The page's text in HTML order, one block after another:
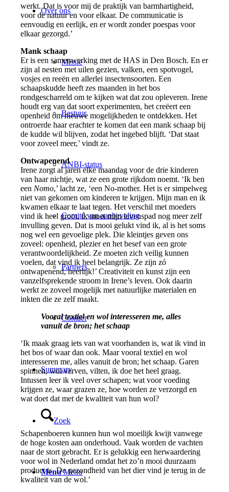
Over ons
Missie
Bestuur
ANBI-status
Comité van aanbeveling
Partners
Contact
Summary
Zoek
Menu Menu
werkt. Dat is voor mij de praktijk van barmhartigheid,
voor de natuur en voor elkaar. De communicatie is
eenvoudig en eerlijk, en er wordt zonder poespas voor
elkaar gezorgd.’
Mank schaap
Er is een samenwerking met de HAS in Den Bosch. En er
zijn al nesten met uilen gezien, valken, een spotvogel,
vosjes en reeën en allerlei insectensoorten. Een
schaapskudde heeft zes maanden in het bos
rondgescharreld om te kijken wat dat zou opleveren. Irene
houdt erg van dat soort experimenten, het creëert een
openheid om nieuwe mogelijkheden te ontdekken. Het
ontroerde haar erachter te komen dat een mank schaap bij
de kudde wil blijven, zodat het ingebed blijft. ‘Dat staat
voor zoveel meer,’ vindt ze.
Ontwapenend
Irene zorgt al jaren elke maandag voor de drie kinderen
van haar nichtje, wat ze een grote rijkdom noemt. ‘Ik ben
een Nomo,’ lacht ze, ‘een No-mother. Het is er simpelweg
niet van gekomen om kinderen te krijgen. Mijn man en ik
kwamen elkaar te laat tegen. Het verschil met moeders
vind ik heel groot, ik moet mijn levenspad nog meer zelf
invulling geven. Dat is mooi gelukt vind ik, al is het soms
nog wel een gevoelige plek. Die kleintjes geven ons
zoveel: openheid, plezier en het besef van een grote
verantwoordelijkheid. Ze moeten zich veilig kunnen
voelen, dat vind ik heel belangrijk. Ze zijn zó
ontwapenend, heerlijk!’ Creativiteit en kunst zijn een
vanzelfsprekende stroom in Irene’s leven. Ook daarin
werkt ze zoveel mogelijk met natuurlijke materialen en
inkten die ze zelf maakt.
Vooral textiel en wol interesseren me, alles
vanuit de bron; het schaap
‘Ik maak graag iets van wat voorhanden is, wat ik vind in
het bos of waar dan ook. Maar vooral textiel en wol
interesseren me, alles vanuit de bron; het schaap. Garen
spinnen, wol verven, vilten, ik doe het heel graag.
Intussen leer ik veel over schapen; wat voor voeding
krijgen ze, waar grazen ze, hoe worden ze verzorgd en
wat doet dat met de kwaliteit van hun wol?
Schapenboeren kunnen hun wol moeilijk kwijt vanwege
de hoge kosten aan onderhoud. Vaak worden de vachten
naar de stort gebracht. Er is gelukkig een herwaardering
voor wol in Nederland omdat het zo’n mooi duurzaam
product is. De gezondheid van het dier vind je terug in de
kwaliteit van de wol.’